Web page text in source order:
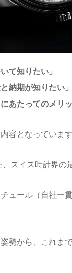
て知りたい」
納期が知りたい」
あたってのメリ
容となっています
スイス時計界の
ュール（自社一
勢から、これま